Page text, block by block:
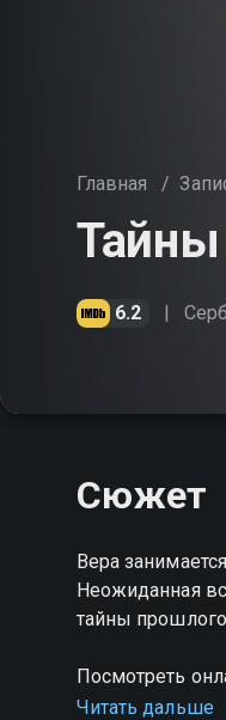
Главная /
Тайны
6.2
Сюжет
Вера
Неожиданная
тайны прошлого
Посмотреть
хорошем HD
Читать дальше